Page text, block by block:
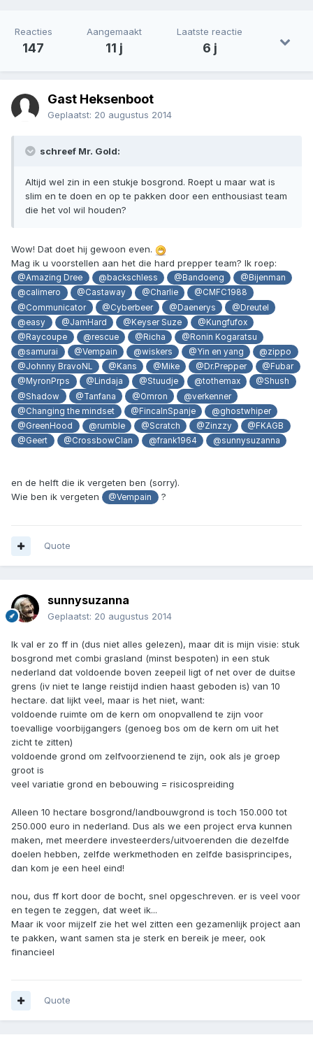
Reacties
147
Aangemaakt
11 j
Laatste reactie
6 j
Gast Heksenboot
Geplaatst: 20 augustus 2014
schreef Mr. Gold:
Altijd wel zin in een stukje bosgrond. Roept u maar wat is
slim en te doen en op te pakken door een enthousiast team
die het vol wil houden?
Wow! Dat doet hij gewoon even.
Mag ik u voorstellen aan het die hard prepper team? Ik roep:
@Amazing Dree @backschless @Bandoeng
@Bijenman
@calimero
@Castaway @Charlie
@CMFC1988
@Communicator
@Cyberbeer @Daenerys
@Dreutel
@easy
@JamHard @Keyser Suze
@Kungfufox
@Raycoupe
@rescue @Richa
@Ronin Kogaratsu
@samurai
@Vempain @wiskers @Yin en yang
@zippo
@Johnny BravoNL
@Kans @Mike @Dr.Prepper
@Fubar
@MyronPrps
@Lindaja @Stuudje @tothemax
@Shush
@Shadow
@Tanfana @Omron
@verkenner
@Changing the mindset
@FincaInSpanje
@ghostwhiper
@GreenHood
@rumble @Scratch @Zinzzy
@FKAGB
@Geert
@CrossbowClan @frank1964 @sunnysuzanna
en de helft die ik vergeten ben (sorry).
Wie ben ik vergeten
@Vempain ?
Quote
sunnysuzanna
Geplaatst: 20 augustus 2014
Ik val er zo ff in (dus niet alles gelezen), maar dit is mijn visie: stuk
bosgrond met combi grasland (minst bespoten) in een stuk
nederland dat voldoende boven zeepeil ligt of net over de duitse
grens (iv niet te lange reistijd indien haast geboden is) van 10
hectare. dat lijkt veel, maar is het niet, want:
voldoende ruimte om de kern om onopvallend te zijn voor
toevallige voorbijgangers (genoeg bos om de kern om uit het
zicht te zitten)
voldoende grond om zelfvoorzienend te zijn, ook als je groep
groot is
veel variatie grond en bebouwing = risicospreiding
Alleen 10 hectare bosgrond/landbouwgrond is toch 150.000 tot
250.000 euro in nederland. Dus als we een project erva kunnen
maken, met meerdere investeerders/uitvoerenden die dezelfde
doelen hebben, zelfde werkmethoden en zelfde basisprincipes,
dan kom je een heel eind!
nou, dus ff kort door de bocht, snel opgeschreven. er is veel voor
en tegen te zeggen, dat weet ik...
Maar ik voor mijzelf zie het wel zitten een gezamenlijk project aan
te pakken, want samen sta je sterk en bereik je meer, ook
financieel
Quote